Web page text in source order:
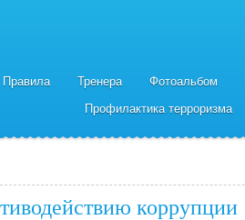
Правила Тренера Фотоальбом
Профилактика терроризма
коррупции